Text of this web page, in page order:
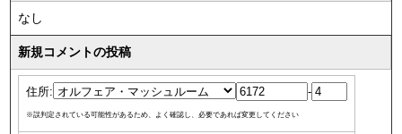
なし
新規コメントの投稿
住所: -
※誤判定されている可能性があるため、よく確認し、必要であれば変更してください